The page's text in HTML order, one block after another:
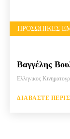
ΠΡΟΣΩΠΙΚΈΣ
Βαγγέλης
Ελληνικος
ΔΙΑΒΆΣΤΕ